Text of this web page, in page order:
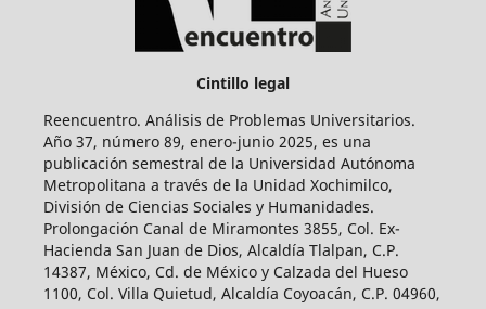
Cintillo legal
Reencuentro. Análisis de Problemas Universitarios.
Año 37, número 89, enero-junio 2025, es una
publicación semestral de la Universidad Autónoma
Metropolitana a través de la Unidad Xochimilco,
División de Ciencias Sociales y Humanidades.
Prolongación Canal de Miramontes 3855, Col. Ex-
Hacienda San Juan de Dios, Alcaldía Tlalpan, C.P.
14387, México, Cd. de México y Calzada del Hueso
1100, Col. Villa Quietud, Alcaldía Coyoacán, C.P. 04960,